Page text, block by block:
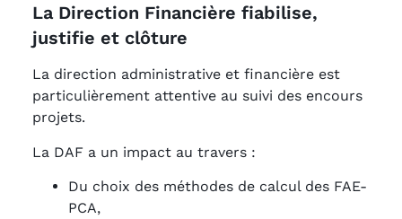
La Direction Financière fiabilise,
justifie et clôture
La direction administrative et financière est
particulièrement attentive au suivi des encours
projets.
La DAF a un impact au travers :
Du choix des méthodes de calcul des FAE-
PCA,